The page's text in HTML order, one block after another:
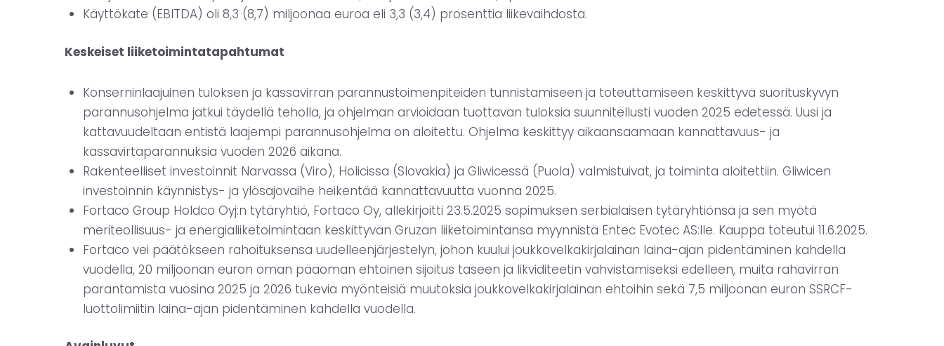
Käyttökate (EBITDA) oli 8,3 (8,7) miljoonaa euroa eli 3,3 (3,4) prosenttia liikevaihdosta.
Keskeiset liiketoimintatapahtumat
Konserninlaajuinen tuloksen ja kassavirran parannustoimenpiteiden tunnistamiseen ja toteuttamiseen keskittyvä suorituskyvyn
parannusohjelma jatkui täydellä teholla, ja ohjelman arvioidaan tuottavan tuloksia suunnitellusti vuoden 2025 edetessä. Uusi ja
kattavuudeltaan entistä laajempi parannusohjelma on aloitettu. Ohjelma keskittyy aikaansaamaan kannattavuus- ja
kassavirtaparannuksia vuoden 2026 aikana.
Rakenteelliset investoinnit Narvassa (Viro), Holicissa (Slovakia) ja Gliwicessä (Puola) valmistuivat, ja toiminta aloitettiin. Gliwicen
investoinnin käynnistys- ja ylösajovaihe heikentää kannattavuutta vuonna 2025.
Fortaco Group Holdco Oyj:n tytäryhtiö, Fortaco Oy, allekirjoitti 23.5.2025 sopimuksen serbialaisen tytäryhtiönsä ja sen myötä
meriteollisuus- ja energialiiketoimintaan keskittyvän Gruzan liiketoimintansa myynnistä Entec Evotec AS:lle. Kauppa toteutui 11.6.2025.
Fortaco vei päätökseen rahoituksensa uudelleenjärjestelyn, johon kuului joukkovelkakirjalainan laina-ajan pidentäminen kahdella
vuodella, 20 miljoonan euron oman pääoman ehtoinen sijoitus taseen ja likviditeetin vahvistamiseksi edelleen, muita rahavirran
parantamista vuosina 2025 ja 2026 tukevia myönteisiä muutoksia joukkovelkakirjalainan ehtoihin sekä 7,5 miljoonan euron SSRCF-
luottolimiitin laina-ajan pidentäminen kahdella vuodella.